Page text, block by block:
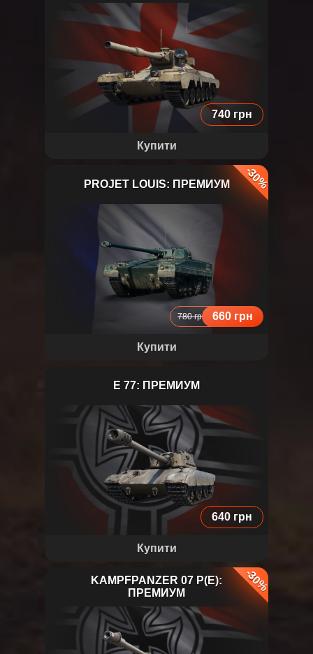
Gryphon
740 грн
Купити
PROJET LOUIS: ПРЕМИУМ -30%
PROJET LOUIS
660 грн
780 грн
Купити
E 77: ПРЕМИУМ
E 77
640 грн
Купити
KAMPFPANZER 07 P(E):
ПРЕМИУМ
-30%
Kampfpanzer 07 P(E)